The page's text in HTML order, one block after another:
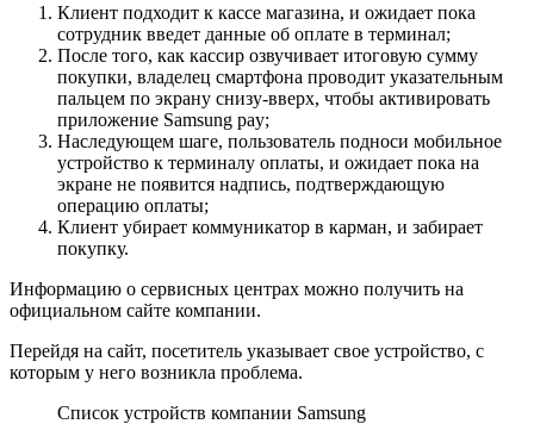
Клиент подходит к кассе магазина, и ожидает пока
сотрудник введет данные об оплате в терминал;
После того, как кассир озвучивает итоговую сумму
покупки, владелец смартфона проводит указательным
пальцем по экрану снизу-вверх, чтобы активировать
приложение Samsung pay;
Наследующем шаге, пользователь подноси мобильное
устройство к терминалу оплаты, и ожидает пока на
экране не появится надпись, подтверждающую
операцию оплаты;
Клиент убирает коммуникатор в карман, и забирает
покупку.
Информацию о сервисных центрах можно получить на
официальном сайте компании.
Перейдя на сайт, посетитель указывает свое устройство, с
которым у него возникла проблема.
Список устройств компании Samsung